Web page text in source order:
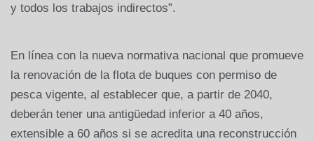
y todos los trabajos indirectos”.
En línea con la nueva normativa nacional que promueve
la renovación de la flota de buques con permiso de
pesca vigente, al establecer que, a partir de 2040,
deberán tener una antigüedad inferior a 40 años,
extensible a 60 años si se acredita una reconstrucción